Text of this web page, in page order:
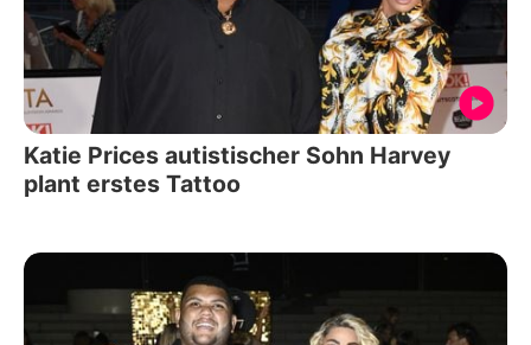
Katie Prices autistischer Sohn Harvey
plant erstes Tattoo